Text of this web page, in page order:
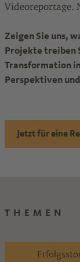
Videoreportage.
Zeigen Sie uns,
Projekte treiben
Transformation
Perspektiven
Jetzt für eine
THEMEN